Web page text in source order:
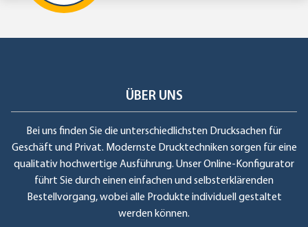
ÜBER UNS
Bei uns finden Sie die unterschiedlichsten Drucksachen für
Geschäft und Privat. Modernste Drucktechniken sorgen für eine
qualitativ hochwertige Ausführung. Unser Online-Konfigurator
führt Sie durch einen einfachen und selbsterklärenden
Bestellvorgang, wobei alle Produkte individuell gestaltet
werden können.